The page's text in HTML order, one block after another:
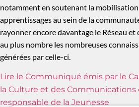
notamment en soutenant la
apprentissages au sein de la
rayonner encore davantage le Réseau et
au plus nombre les nombreuses
générées par celle-ci.
Lire le Communiqué émis par le
la Culture et des
responsable de la Jeunesse